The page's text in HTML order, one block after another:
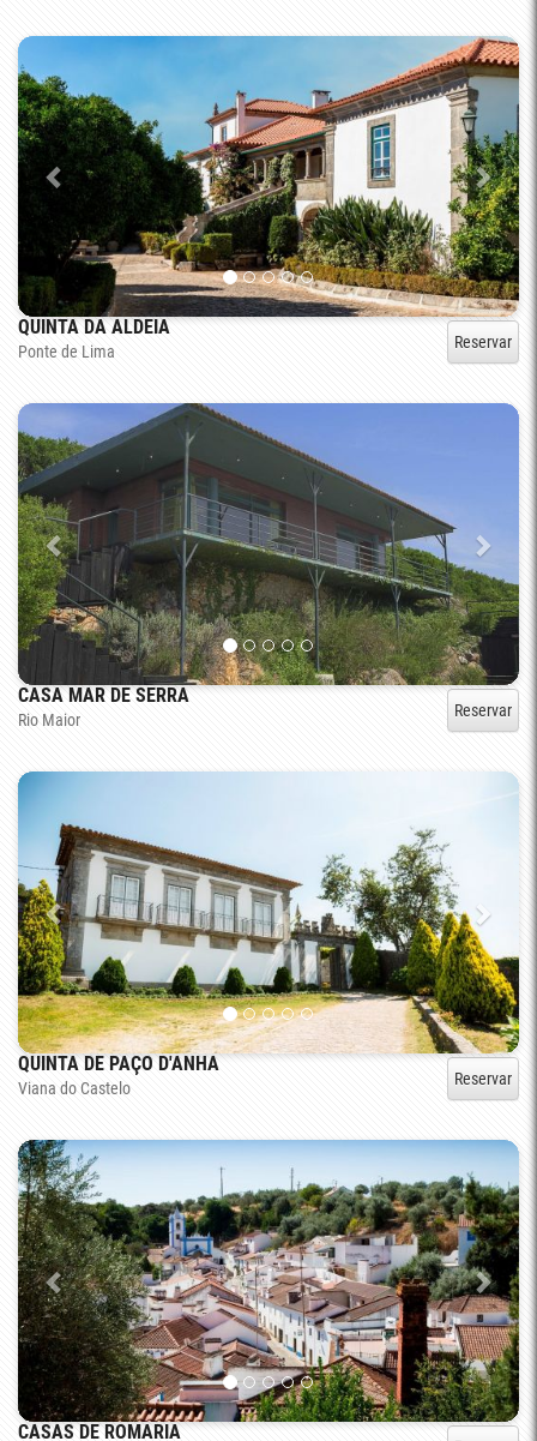
QUINTA DA ALDEIA
Ponte de Lima Reservar
CASA MAR DE SERRA
Rio Maior Reservar
QUINTA DE PAÇO D'ANHA
Viana do Castelo Reservar
CASAS DE ROMARIA